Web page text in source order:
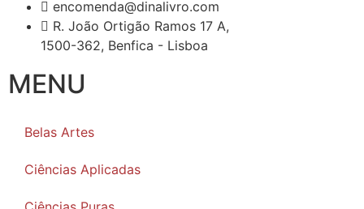
encomenda@dinalivro.com
R. João Ortigão Ramos 17 A,
1500-362, Benfica - Lisboa
MENU
Belas Artes
Ciências Aplicadas